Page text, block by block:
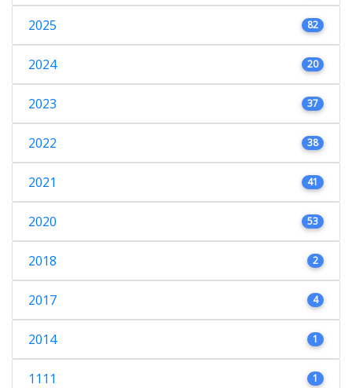
2025 82
2024 20
2023 37
2022 38
2021 41
2020 53
2018 2
2017 4
2014 1
1111 1